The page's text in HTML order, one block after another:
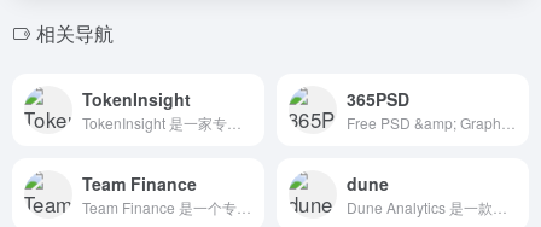
相关导航
TokenInsight 365PSD
Team Finance dune